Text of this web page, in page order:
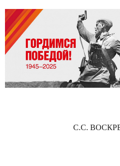
С.С.